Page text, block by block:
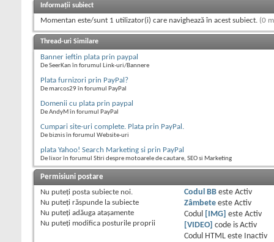
Informații subiect
Momentan este/sunt 1 utilizator(i) care navighează în acest subiect. (0
Thread-uri Similare
Banner ieftin plata prin paypal
De SeerKan în forumul Link-uri/Bannere
Plata furnizori prin PayPal?
De marcos29 în forumul PayPal
Domenii cu plata prin paypal
De AndyM în forumul PayPal
Cumpari site-uri complete. Plata prin PayPal.
De biznis în forumul Website-uri
plata Yahoo! Search Marketing si prin PayPal
De lixor în forumul Stiri despre motoarele de cautare, SEO si Marketing
Permisiuni postare
Nu puteţi posta subiecte noi.
Nu puteţi răspunde la subiecte
Nu puteţi adăuga ataşamente
Nu puteţi modifica posturile proprii
Codul BBeste Activ
Zâmbeteeste Activ
Codul
[IMG] este Activ
[VIDEO] code is Activ
Codul HTML este
Inactiv